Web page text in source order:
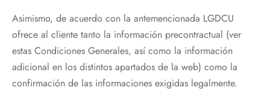
Asimismo, de acuerdo con la antemencionada LGDCU
ofrece al cliente tanto la información precontractual (ver
estas Condiciones Generales, así como la información
adicional en los distintos apartados de la web) como la
confirmación de las informaciones exigidas legalmente.